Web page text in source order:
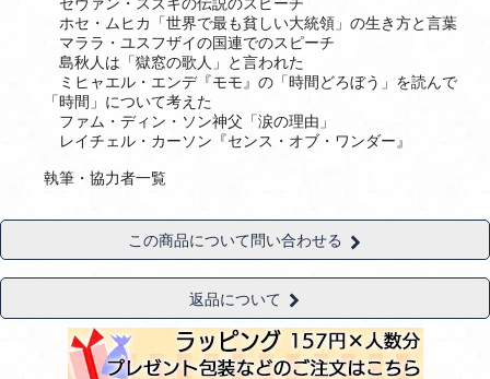
ホセ・ムヒカ「世界で最も貧しい大統領」の生き方と言葉
マララ・ユスフザイの国連でのスピーチ
島秋人は「獄窓の歌人」と言われた
ミヒャエル・エンデ『モモ』の「時間どろぼう」を読んで
「時間」について考えた
ファム・ディン・ソン神父「涙の理由」
レイチェル・カーソン『センス・オブ・ワンダー』
執筆・協力者一覧
この商品について問い合わせる
返品について